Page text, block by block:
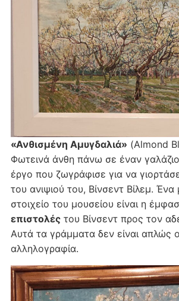
«Ανθισμένη Αμυγδαλιά» (Almond
Φωτεινά άνθη πάνω σε έναν
έργο που ζωγράφισε για να
του ανιψιού του, Βίνσεντ Βίλεμ. Ένα
στοιχείο του μουσείου είναι η
επιστολέςτου Βίνσεντ προς τον
Αυτά τα γράμματα δεν είναι απλώς
αλληλογραφία.